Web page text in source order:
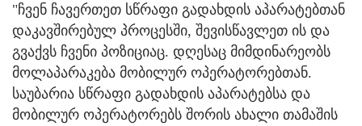
"ჩვენ ჩავერთეთ სწრაფი გადახდის აპარატებთან
დაკავშირებულ პროცესში, შევისწავლეთ ის და
გვაქვს ჩვენი პოზიციაც. დღესაც მიმდინარეობს
მოლაპარაკება მობილურ ოპერატორებთან.
საუბარია სწრაფი გადახდის აპარატებსა და
მობილურ ოპერატორებს შორის ახალი თამაშის